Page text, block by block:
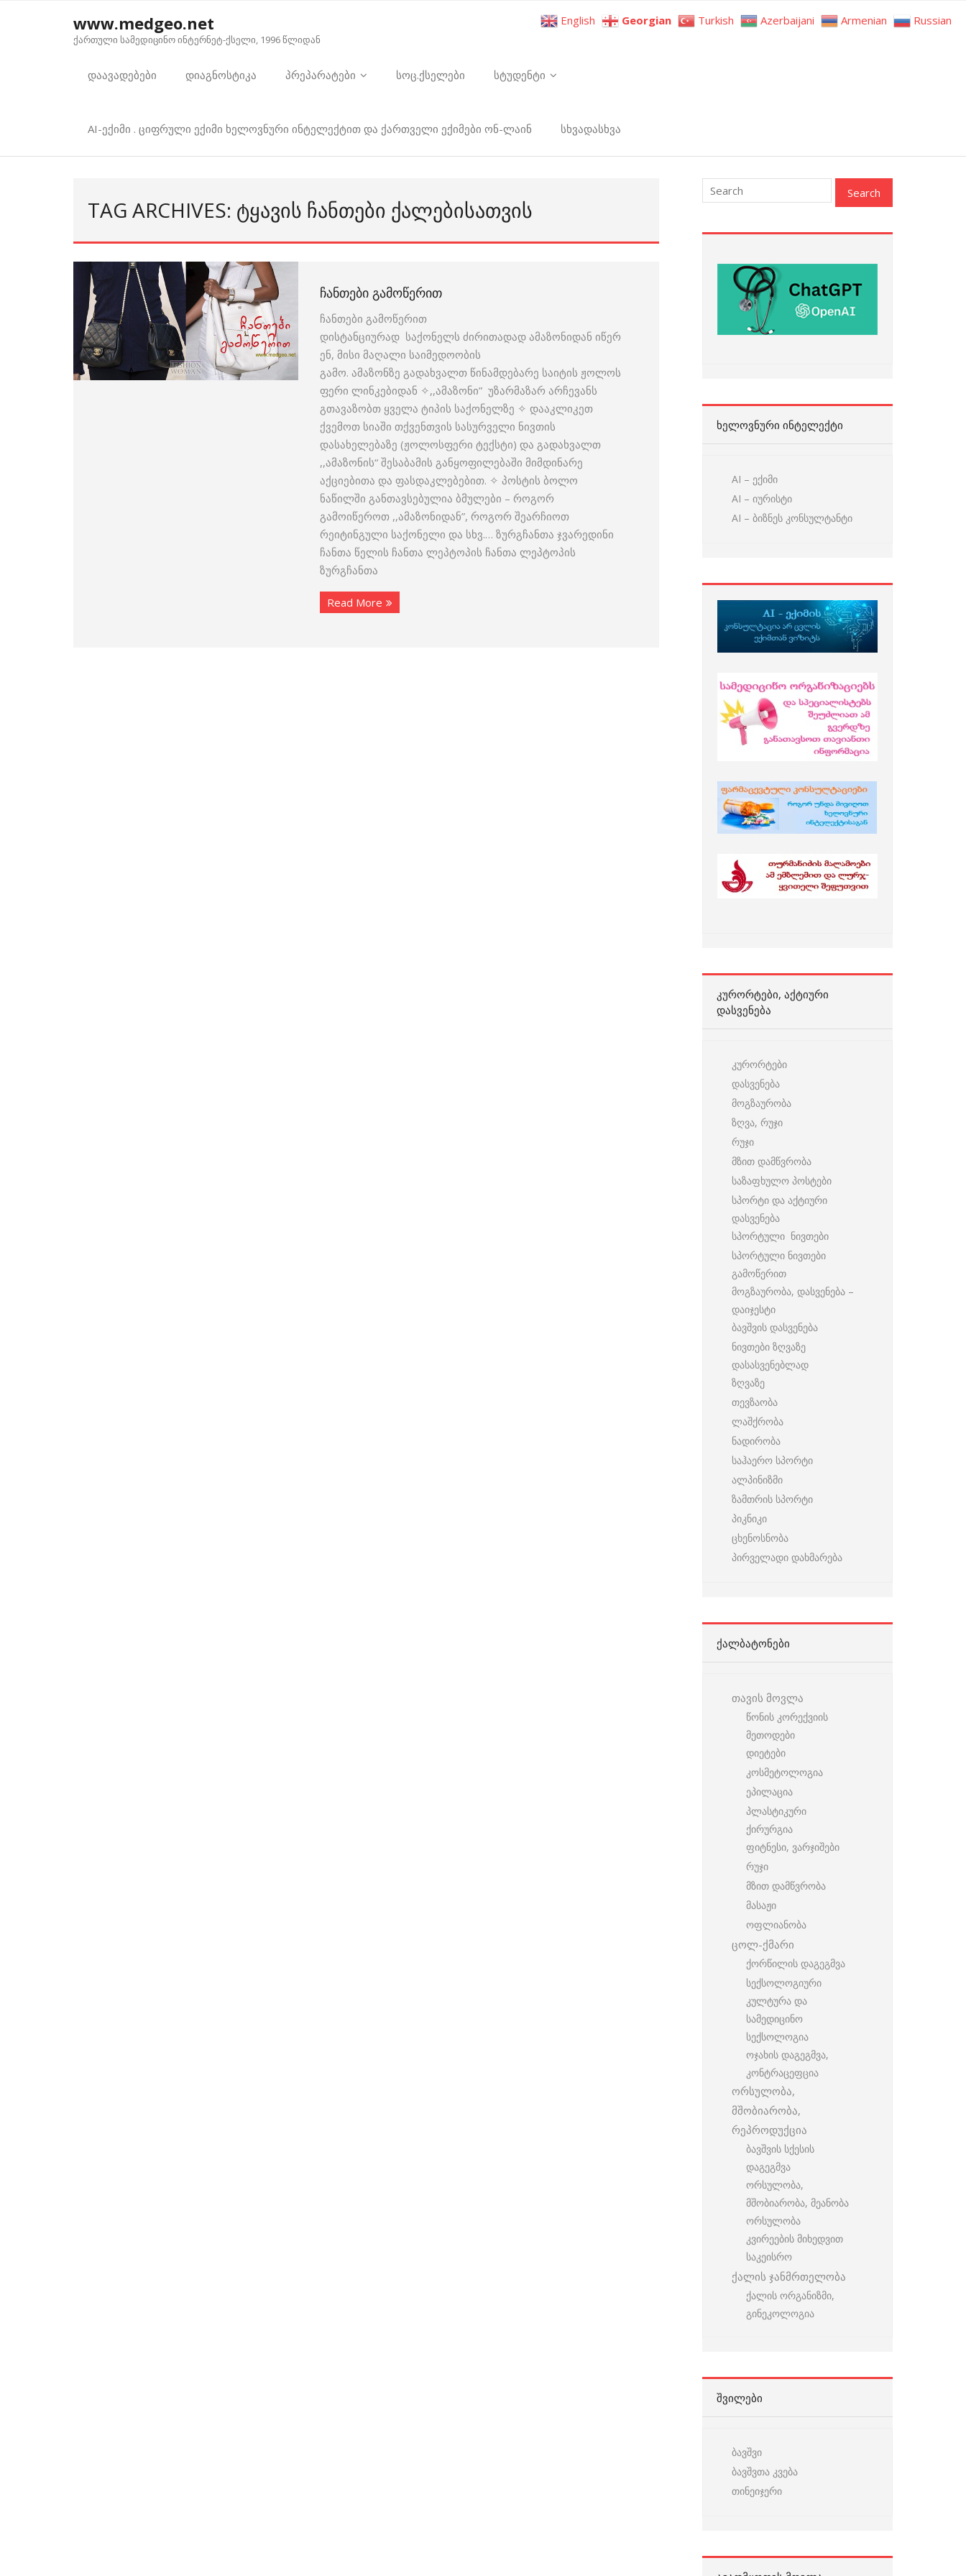
www.medgeo.net
ქართული სამედიცინო ინტერნეტ-ქსელი, 1996 წლიდან
დაავადებები დიაგნოსტიკა პრეპარატები სოც.ქსელები სტუდენტი
AI-ექიმი . ციფრული ექიმი ხელოვნური ინტელექტით და ქართველი ექიმები ონ-ლაინ სხვადასხვა
TAG ARCHIVES: ᲢᲧᲐᲕᲘᲡ ᲩᲐᲜᲗᲔᲑᲘ ᲥᲐᲚᲔᲑᲘᲡᲐᲗᲕᲘᲡ
ᲩᲐᲜᲗᲔᲑᲘ ᲒᲐᲛᲝᲬᲔᲠᲘᲗ
ჩანთები გამოწერით
დისტანციურად საქონელს ძირითადად ამაზონიდან იწერ
ენ, მისი მაღალი საიმედოობის
გამო. ამაზონზე გადახვალთ წინამდებარე საიტის ჟოლოს
ფერი ლინკებიდან ✧,,ამაზონი” უზარმაზარ არჩევანს
გთავაზობთ ყველა ტიპის საქონელზე ✧ დააკლიკეთ
ქვემოთ სიაში თქვენთვის სასურველი ნივთის
დასახელებაზე (ჟოლოსფერი ტექსტი) და გადახვალთ
,,ამაზონის“ შესაბამის განყოფილებაში მიმდინარე
აქციებითა და ფასდაკლებებით. ✧ პოსტის ბოლო
ნაწილში განთავსებულია ბმულები – როგორ
გამოიწეროთ ,,ამაზონიდან”, როგორ შეარჩიოთ
რეიტინგული საქონელი და სხვ.… ზურგჩანთა ჯვარედინი
ჩანთა წელის ჩანთა ლეპტოპის ჩანთა ლეპტოპის
ზურგჩანთა
Read More
ᲮᲔᲚᲝᲕᲜᲣᲠᲘ ᲘᲜᲢᲔᲚᲔᲥᲢᲘ
AI – ექიმი
AI – იურისტი
AI – ბიზნეს კონსულტანტი
ᲙᲣᲠᲝᲠᲢᲔᲑᲘ, ᲐᲥᲢᲘᲣᲠᲘ
ᲓᲐᲡᲕᲔᲜᲔᲑᲐ
კურორტები
დასვენება
მოგზაურობა
ზღვა, რუჯი
რუჯი
მზით დამწვრობა
საზაფხულო პოსტები
სპორტი და აქტიური
დასვენება
სპორტული ნივთები
სპორტული ნივთები
გამოწერით
მოგზაურობა, დასვენება –
დაიჯესტი
ბავშვის დასვენება
ნივთები ზღვაზე
დასასვენებლად
ზღვაზე
თევზაობა
ლაშქრობა
ნადირობა
საჰაერო სპორტი
ალპინიზმი
ზამთრის სპორტი
პიკნიკი
ცხენოსნობა
პირველადი დახმარება
ᲥᲐᲚᲑᲐᲢᲝᲜᲔᲑᲘ
თავის მოვლა
წონის კორექვიის
მეთოდები
დიეტები
კოსმეტოლოგია
ეპილაცია
პლასტიკური
ქირურგია
ფიტნესი, ვარჯიშები
რუჯი
მზით დამწვრობა
მასაჟი
ოფლიანობა
ცოლ-ქმარი
ქორწილის დაგეგმვა
სექსოლოგიური
კულტურა და
სამედიცინო
სექსოლოგია
ოჯახის დაგეგმვა,
კონტრაცეფცია
ორსულობა,
მშობიარობა,
რეპროდუქცია
ბავშვის სქესის
დაგეგმვა
ორსულობა,
მშობიარობა, მეანობა
ორსულობა
კვირეების მიხედვით
საკეისრო
ქალის ჯანმრთელობა
ქალის ორგანიზმი,
გინეკოლოგია
ᲨᲕᲘᲚᲔᲑᲘ
ბავშვი
ბავშვთა კვება
თინეიჯერი
English Georgian Turkish Azerbaijani Armenian Russian